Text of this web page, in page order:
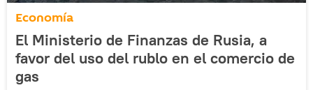
Economía
El Ministerio de Finanzas de Rusia, a
favor del uso del rublo en el comercio de
gas